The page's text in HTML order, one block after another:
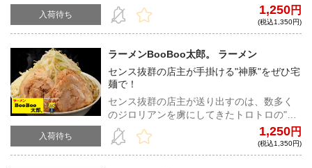
入荷待ち
ルな一杯。お好みで卵黄、粉チーズ、キム
チをトッピングして、よりジャンクに堪能
してほしい。
1,250円
(税込1,350円)
入荷待ち
ラーメンBooBoo太郎。 ラーメン
センス抜群の店主が手掛ける"神豚"をぜひ宅
麺で！
センス抜群の店主が送り出すのは、数多く
のジロリアンを虜にしてきたトロトロの"神
豚"とワシワシの自家製麺！すべてがハイレ
ベルな一杯を、ご自宅で是非堪能してほし
い
1,250円
(税込1,350円)